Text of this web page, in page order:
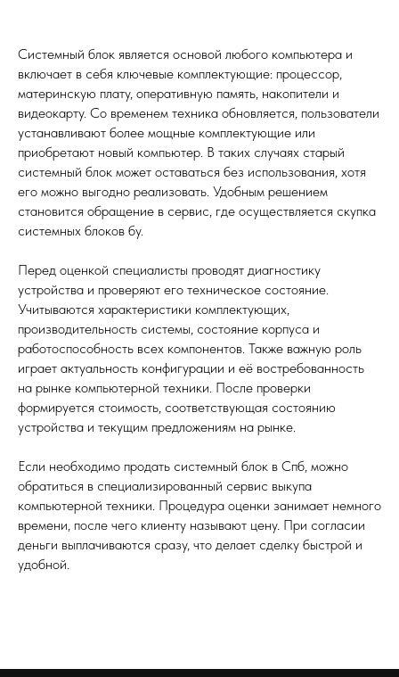
Системный блок является основой любого компьютера и
включает в себя ключевые комплектующие: процессор,
материнскую плату, оперативную память, накопители и
видеокарту. Со временем техника обновляется, пользователи
устанавливают более мощные комплектующие или
приобретают новый компьютер. В таких случаях старый
системный блок может оставаться без использования, хотя
его можно выгодно реализовать. Удобным решением
становится обращение в сервис, где осуществляется скупка
системных блоков бу.
Перед оценкой специалисты проводят диагностику
устройства и проверяют его техническое состояние.
Учитываются характеристики комплектующих,
производительность системы, состояние корпуса и
работоспособность всех компонентов. Также важную роль
играет актуальность конфигурации и её востребованность
на рынке компьютерной техники. После проверки
формируется стоимость, соответствующая состоянию
устройства и текущим предложениям на рынке.
Если необходимо продать системный блок в Спб, можно
обратиться в специализированный сервис выкупа
компьютерной техники. Процедура оценки занимает немного
времени, после чего клиенту называют цену. При согласии
деньги выплачиваются сразу, что делает сделку быстрой и
удобной.